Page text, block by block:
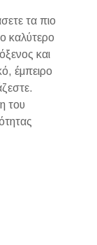
τα πιο
καλύτερο
και
έμπειρο
του